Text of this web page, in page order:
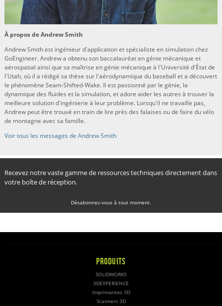
À propos de Andrew Smith
Andrew Smith est ingénieur d'application et spécialiste en simulation chez
GoEngineer. Andrew a obtenu son baccalauréat en génie mécanique et
aérospatial ainsi que sa maîtrise en génie mécanique à l'Université d'État de
l'Utah, où il a rédigé sa thèse sur l'aérodynamique du baseball et a découvert
le phénomène Seam-Shifted-Wake. Il est passionné par le génie, la
dynamique des fluides et la simulation, et adore aider les autres à trouver la
meilleure solution d'ingénierie à leur problème. Lorsqu'il ne travaille pas,
Andrew peut être trouvé en train de lire près des falaises ou de faire du vélo
de montagne avec sa famille.
Voir tous les messages de Andrew Smith
Recevez notre vaste gamme de ressources techniques directement dans
votre boîte de réception.
Désabonnez-vous à tout moment.
PRODUITS
SOLIDWORKS
3DEXPERIENCE
Imprimantes 3D
Scanners 3D